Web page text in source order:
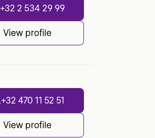
+32 2 534 29 99
View profile
+32 470 11 52 51
View profile